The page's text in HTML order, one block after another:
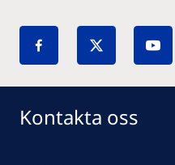
Kontakta oss